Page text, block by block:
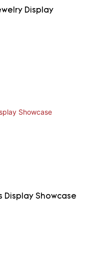
Display
Display Showcase